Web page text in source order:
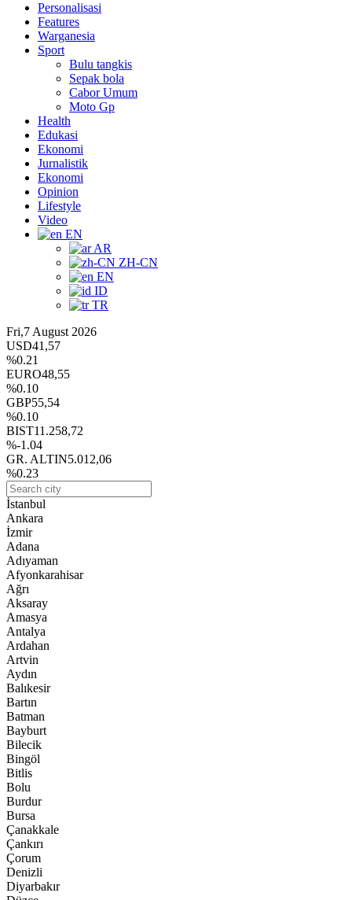
Personalisasi
Features
Warganesia
Sport
Bulu tangkis
Sepak bola
Cabor Umum
Moto Gp
Health
Edukasi
Ekonomi
Jurnalistik
Ekonomi
Opinion
Lifestyle
Video
EN
AR
ZH-CN
EN
ID
TR
Fri,7 August 2026
USD41,57
%0.21
EURO48,55
%0.10
GBP55,54
%0.10
BIST11.258,72
%-1.04
GR. ALTIN5.012,06
%0.23
İstanbul
Ankara
İzmir
Adana
Adıyaman
Afyonkarahisar
Ağrı
Aksaray
Amasya
Antalya
Ardahan
Artvin
Aydın
Balıkesir
Bartın
Batman
Bayburt
Bilecik
Bingöl
Bitlis
Bolu
Burdur
Bursa
Çanakkale
Çankırı
Çorum
Denizli
Diyarbakır